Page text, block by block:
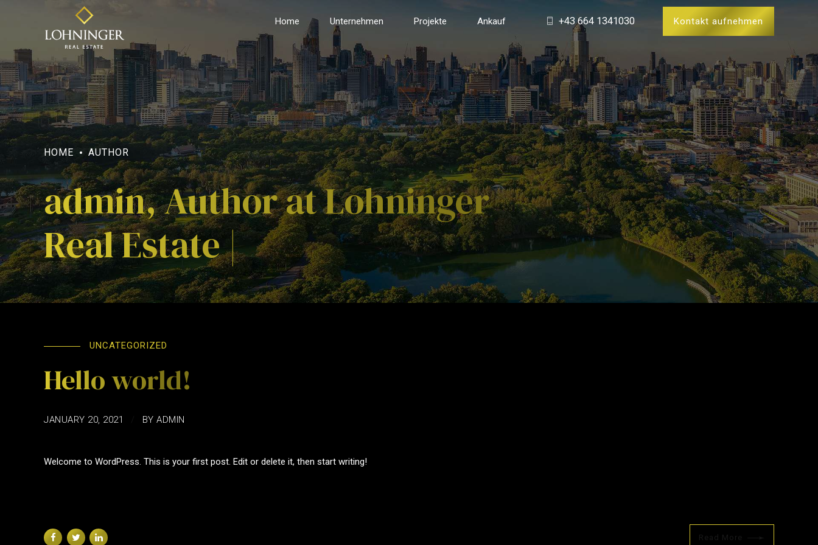
+43 664 1341030 Kontakt aufnehmen
Home Unternehmen Projekte Ankauf
HOME AUTHOR
admin, Author at Lohninger
Real Estate |
UNCATEGORIZED
Hello world!
JANUARY 20, 2021 BY ADMIN
Welcome to WordPress. This is your first post. Edit or delete it, then start writing!
Read More